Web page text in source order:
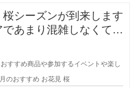
シーズンが到来します
あまり混雑しなくてゆ
すめスポ
すすめ商品や参加するイベントや楽し
のおすすめ お花見 桜